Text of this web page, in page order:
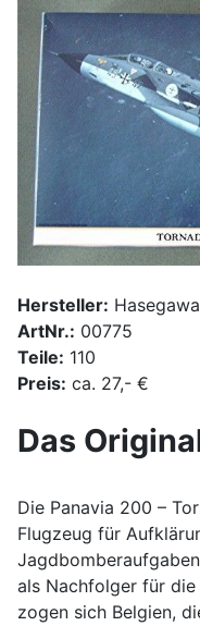
Hersteller: Hasegawa
ArtNr.: 00775
Teile: 110
Preis: ca. 27,- €
Das
Die Panavia 200 –
Flugzeug für
als Nachfolger für
zogen sich Belgien,